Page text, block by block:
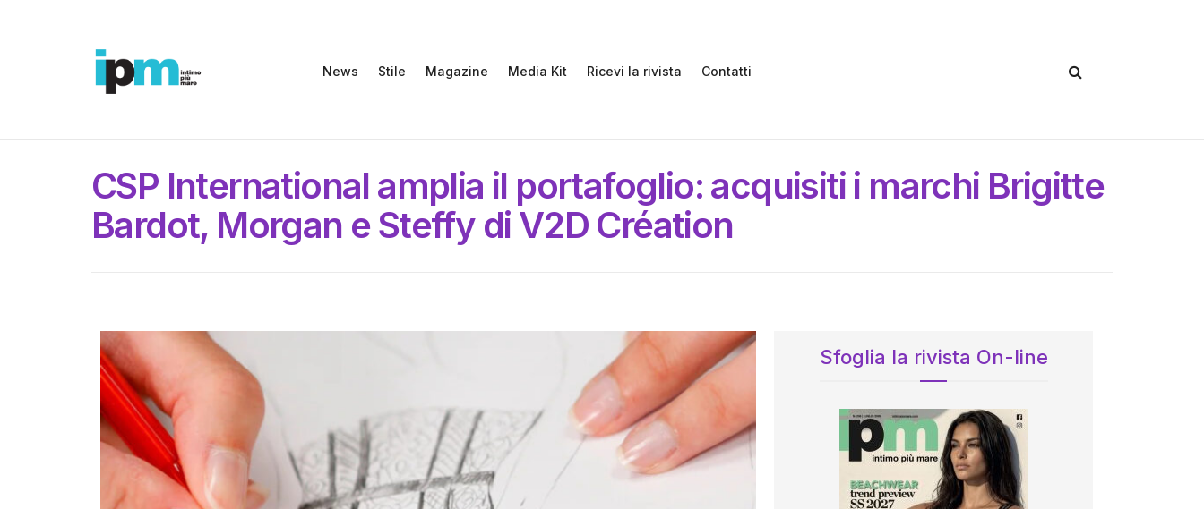
News Stile Magazine Media Kit Ricevi la rivista Contatti
CSP International amplia il portafoglio: acquisiti i marchi Brigitte
Bardot, Morgan e Steffy di V2D Création
Sfoglia la rivista On-line